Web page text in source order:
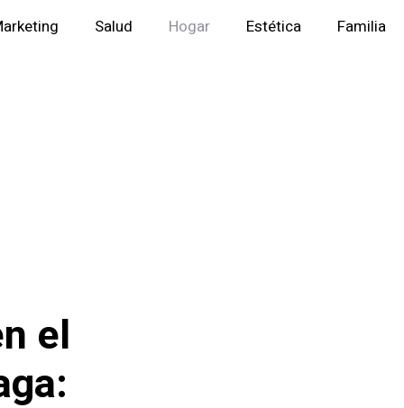
Salud Hogar Estética Familia
el